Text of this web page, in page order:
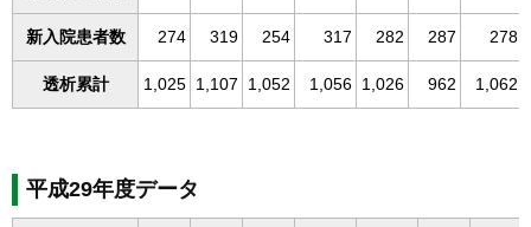
新入院患者数 274 319 254 317 282 287 278
透析累計 1,025 1,107 1,052 1,056 1,026 962 1,062
平成29年度データ